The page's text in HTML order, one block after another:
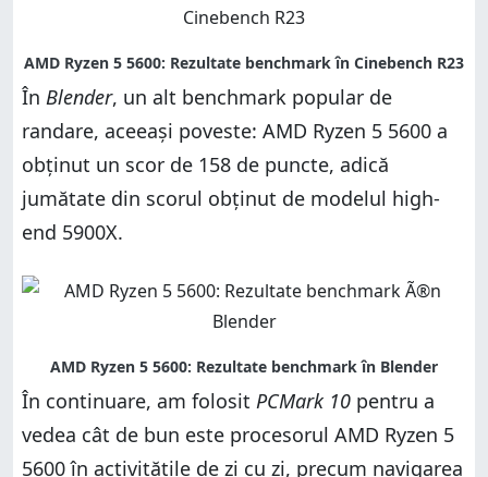
În Blender, un alt benchmark popular de
randare, aceeași poveste: AMD Ryzen 5 5600 a
obținut un scor de 158 de puncte, adică
jumătate din scorul obținut de modelul high-
end 5900X.
În continuare, am folosit PCMark 10 pentru a
vedea cât de bun este procesorul AMD Ryzen 5
5600 în activitățile de zi cu zi, precum navigarea